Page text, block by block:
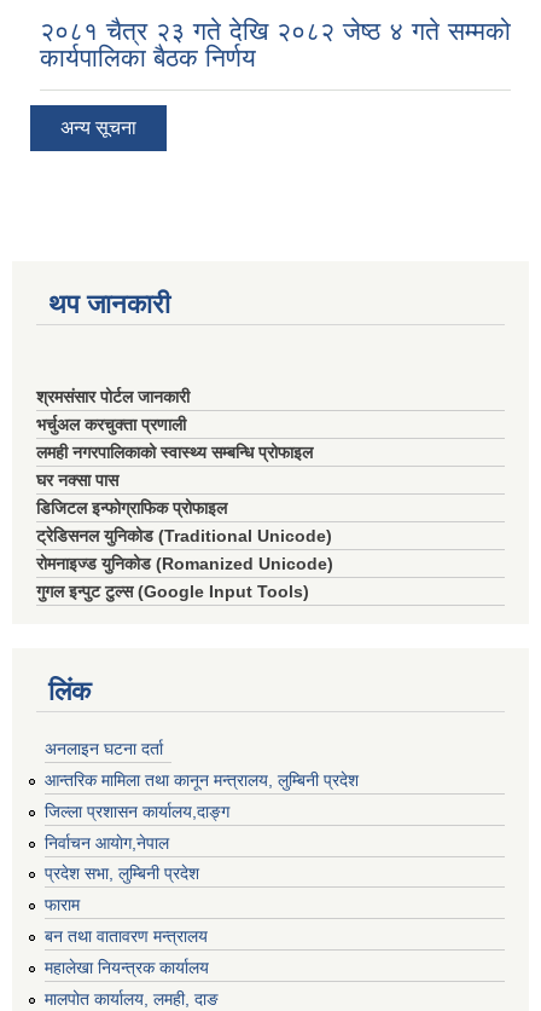
२०८१ चैत्र २३ गते देखि २०८२ जेष्ठ ४ गते सम्मको
कार्यपालिका बैठक निर्णय
अन्य सूचना
थप जानकारी
श्रमसंसार पोर्टल जानकारी
भर्चुअल करचुक्ता प्रणाली
लमही नगरपालिकाको स्वास्थ्य सम्बन्धि प्रोफाइल
घर नक्सा पास
डिजिटल इन्फोग्राफिक प्रोफाइल
ट्रेडिसनल युनिकोड (Traditional Unicode)
रोमनाइज्ड युनिकोड (Romanized Unicode)
गुगल इन्पुट टुल्स (Google Input Tools)
लिंक
अनलाइन घटना दर्ता
आन्तरिक मामिला तथा कानून मन्त्रालय, लुम्बिनी प्रदेश
जिल्ला प्रशासन कार्यालय,दाङ्ग
निर्वाचन आयाेग,नेपाल
प्रदेश सभा, लुम्बिनी प्रदेश
फाराम
बन तथा वातावरण मन्त्रालय
महालेखा नियन्त्रक कार्यालय
मालपोत कार्यालय, लमही, दाङ